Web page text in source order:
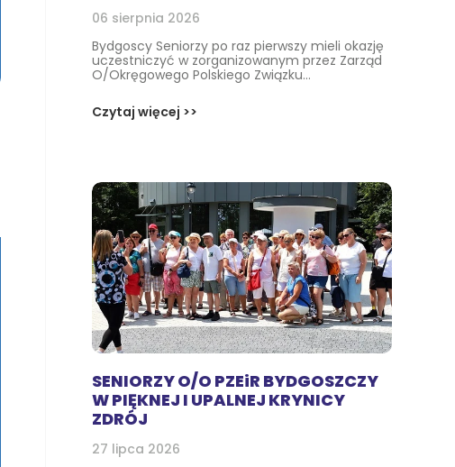
06 sierpnia 2026
Bydgoscy Seniorzy po raz pierwszy mieli okazję
uczestniczyć w zorganizowanym przez Zarząd
O/Okręgowego Polskiego Związku...
Czytaj więcej >>
SENIORZY O/O PZEiR BYDGOSZCZY
W PIĘKNEJ I UPALNEJ KRYNICY
ZDRÓJ
27 lipca 2026